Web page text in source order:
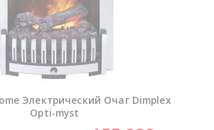
Электрический Очаг Dimplex
Opti-myst